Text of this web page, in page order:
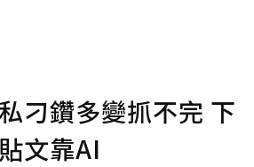
刁鑽多變抓不完 下
文靠AI